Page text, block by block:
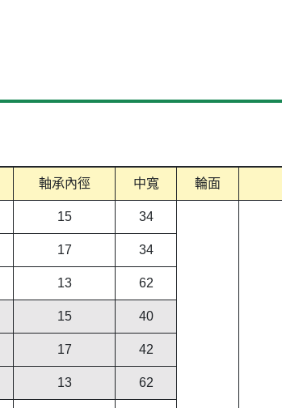
軸承內徑 中寬 輪面
15 34
17 34
13 62
15 40
17 42
13 62